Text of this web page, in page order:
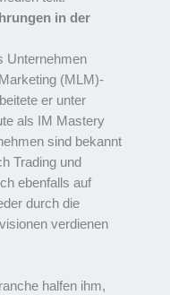
in der
Unternehmen
(MLM)-
er unter
als IM Mastery
sind bekannt
Trading und
ebenfalls auf
durch die
verdienen
halfen ihm,